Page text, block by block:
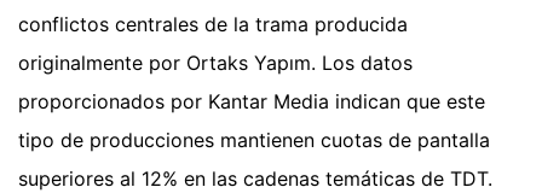
conflictos centrales de la trama producida
originalmente por Ortaks Yapım. Los datos
proporcionados por Kantar Media indican que este
tipo de producciones mantienen cuotas de pantalla
superiores al 12% en las cadenas temáticas de TDT.